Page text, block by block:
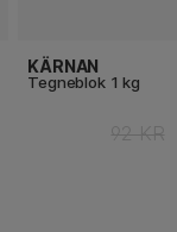
KÄRNAN
Tegneblok 1 kg